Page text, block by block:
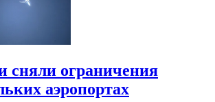
сняли ограничения
аэропортах